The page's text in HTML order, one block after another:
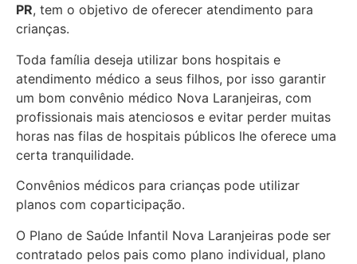
PR, tem o objetivo de oferecer atendimento para
crianças.
Toda família deseja utilizar bons hospitais e
atendimento médico a seus filhos, por isso garantir
um bom convênio médico Nova Laranjeiras, com
profissionais mais atenciosos e evitar perder muitas
horas nas filas de hospitais públicos lhe oferece uma
certa tranquilidade.
Convênios médicos para crianças pode utilizar
planos com coparticipação.
O Plano de Saúde Infantil Nova Laranjeiras pode ser
contratado pelos pais como plano individual, plano